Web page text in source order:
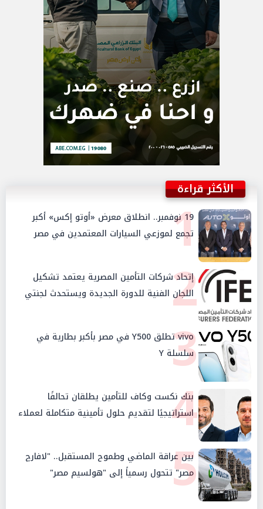
الأكثر قراءة
119 نوفمبر.. انطلاق معرض «أوتو إكس» أكبر
تجمع لموزعي السيارات المعتمدين في مصر
2
إتحاد شركات التأمين المصرية يعتمد تشكيل
اللجان الفنية للدورة الجديدة ويستحدث لجنتي
الأمن السيبراني والإستثمار والإدخار
3
vivo تطلق Y500 في مصر بأكبر بطارية في
سلسلة Y
4
بنك نكست وكاف للتأمين يطلقان تحالفًا
استراتيجيًا لتقديم حلول تأمينية متكاملة لعملاء
البنك
5
بين عراقة الماضي وطموح المستقبل.. "لافارچ
مصر" تتحول رسمياً إلى "هولسيم مصر"